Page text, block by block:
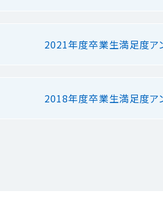
2021年度卒業生満足度ア
2018年度卒業生満足度ア